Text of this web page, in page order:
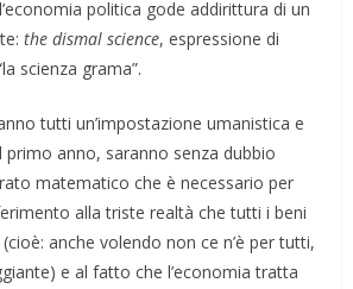
politica gode addirittura di un
the dismal science, espressione di
scienza grama”.
tutti un’impostazione umanistica e
anno, saranno senza dubbio
matematico che è necessario per
alla triste realtà che tutti i beni
anche volendo non ce n’è per tutti,
e al fatto che l’economia tratta